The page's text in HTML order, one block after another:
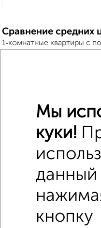
Сравнение средних
1‑комнатные квартиры с
Средняя цена район
Это предложение
Средняя цена по городу
Похожие
Мы
куки!
данный
кнопку